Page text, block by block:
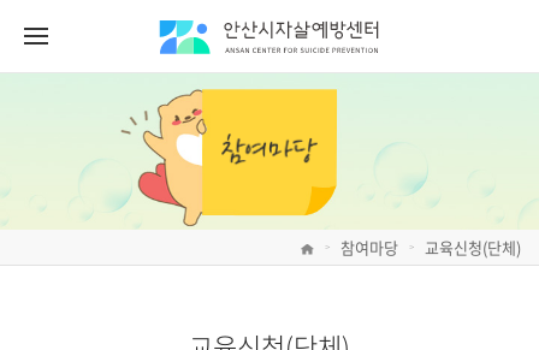
> 참여마당 > 교육신청(단체)